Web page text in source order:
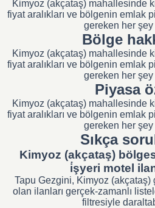
Kimyoz (akçataş) mahallesinde
fiyat aralıkları ve bölgenin emlak
gereken her şey
Bölge
Kimyoz (akçataş) mahallesinde
fiyat aralıkları ve bölgenin emlak
gereken her şey
Piyasa
Kimyoz (akçataş) mahallesinde
fiyat aralıkları ve bölgenin emlak
gereken her şey
Sıkça
Kimyoz (akçataş)
i̇şyeri motel
Tapu Gezgini, Kimyoz (akçataş)
olan ilanları gerçek-zamanlı
filtresiyle